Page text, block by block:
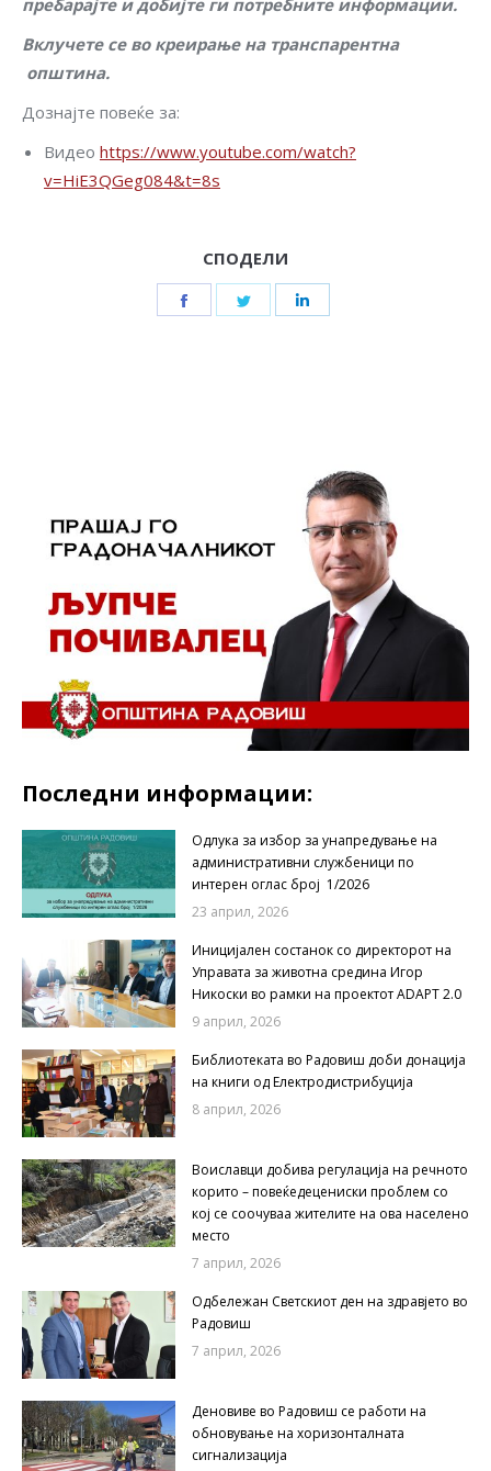
пребарајте и добијте ги потребните информации.
Вклучете се во креирање на транспарентна
општина.
Дознајте повеќе за:
Видео https://www.youtube.com/watch?
v=HiE3QGeg084&t=8s
СПОДЕЛИ
Share
Share
Последни информации:
Одлука за избор за унапредување на
административни службеници по
интерен оглас број 1/2026
23 април, 2026
Иницијален состанок со директорот на
Управата за животна средина Игор
Никоски во рамки на проектот ADAPT 2.0
9 април, 2026
Библиотеката во Радовиш доби донација
на книги од Електродистрибуција
8 април, 2026
Воиславци добива регулација на речното
корито – повеќедецениски проблем со
кој се соочуваа жителите на ова населено
место
7 април, 2026
Одбележан Светскиот ден на здравјето во
Радовиш
7 април, 2026
Деновиве во Радовиш се работи на
обновување на хоризонталната
сигнализација